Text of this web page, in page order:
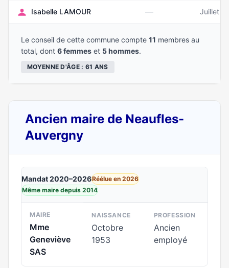
Isabelle LAMOUR — Juillet
Le conseil de cette commune compte 11 membres au
total, dont 6 femmes et 5 hommes.
MOYENNE D'ÂGE : 61 ANS
Ancien maire de Neaufles-
Auvergny
Mandat 2020–2026Réélue en 2026
Même maire depuis 2014
MAIRE
Mme
Geneviève
SAS
NAISSANCE
Octobre
1953
PROFESSION
Ancien
employé